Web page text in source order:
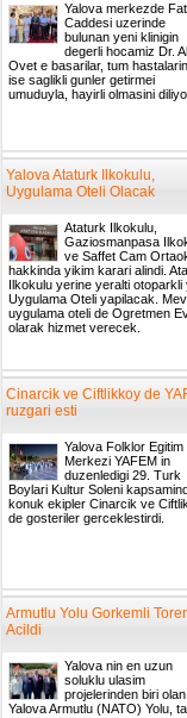
Yalova merkezde
Caddesi uzerinde
bulunan yeni klinigin
degerli hocamiz Dr.
Ovet e basarilar, tum
ise saglikli gunler getirmei
umuduyla, hayirli olmasini
Yalova Ataturk Ilkokulu,
Uygulama Oteli Olacak
Ataturk Ilkokulu,
Gaziosmanpasa
ve Saffet Cam
hakkinda yikim karari alindi.
Ilkokulu yerine yeralti otoparkli
Uygulama Oteli yapilacak.
uygulama oteli de Ogretmen
olarak hizmet verecek.
Cinarcik ve Ciftlikkoy de
ruzgari esti
Yalova Folklor Egitim
Merkezi YAFEM in
duzenledigi 29. Turk
Boylari Kultur Soleni
konuk ekipler Cinarcik ve
de gosteriler gerceklestirdi.
Armutlu Yolu Gorkemli
Acildi
Yalova nin en uzun
soluklu ulasim
projelerinden biri olan
Yalova Armutlu (NATO) Yolu,